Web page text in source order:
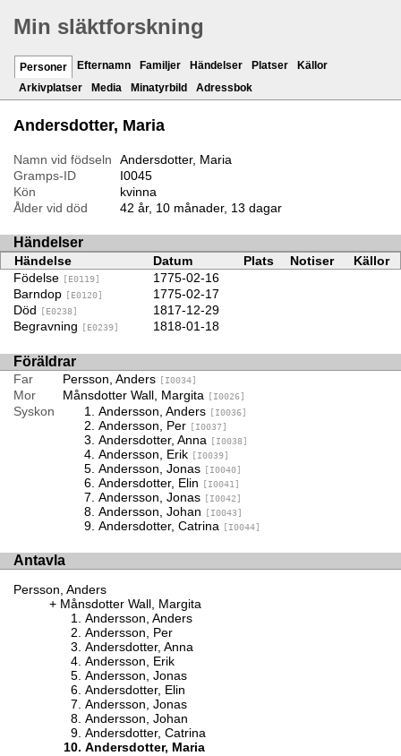
Min släktforskning
Personer Efternamn Familjer Händelser Platser
Källor
Arkivplatser
Media Minatyrbild Adressbok
Andersdotter, Maria
Namn vid födseln
Andersdotter, Maria
Gramps-ID
I0045
Kön
kvinna
Ålder vid död
42 år, 10 månader, 13 dagar
Händelser
Händelse Datum Plats Notiser
Källor
Födelse
[E0119]
1775-02-16
Barndop
[E0120]
1775-02-17
Död
[E0238]
1817-12-29
Begravning
[E0239] 1818-01-18
Föräldrar
Far Persson, Anders [I0034]
Mor Månsdotter Wall, Margita [I0026]
Syskon Andersson, Anders [I0036]
Andersson, Per [I0037]
Andersdotter, Anna [I0038]
Andersson, Erik [I0039]
Andersson, Jonas [I0040]
Andersdotter, Elin [I0041]
Andersson, Jonas [I0042]
Andersson, Johan [I0043]
Andersdotter, Catrina [I0044]
Antavla
Persson, Anders
Månsdotter Wall, Margita
Andersson, Anders
Andersson, Per
Andersdotter, Anna
Andersson, Erik
Andersson, Jonas
Andersdotter, Elin
Andersson, Jonas
Andersson, Johan
Andersdotter, Catrina
Andersdotter, Maria